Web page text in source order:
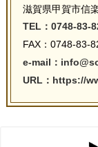
滋賀県甲賀市信
TEL：0748-83-
FAX：0748-83-
e-mail：
URL：https://